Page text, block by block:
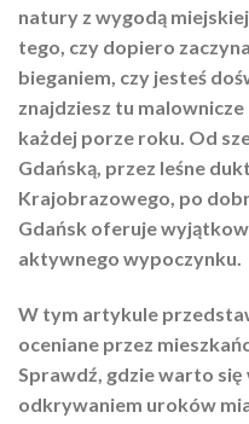
natury z wygodą
tego, czy dopiero
bieganiem, czy jesteś
znajdziesz tu
każdej porze roku. Od
Gdańską, przez leśne
Krajobrazowego, po
Gdańsk oferuje
aktywnego wypoczynku.
W tym artykule
oceniane przez
Sprawdź, gdzie warto się
odkrywaniem uroków